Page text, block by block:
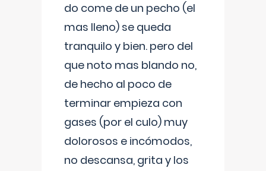
do come de un pecho (el
mas lleno) se queda
tranquilo y bien. pero del
que noto mas blando no,
de hecho al poco de
terminar empieza con
gases (por el culo) muy
dolorosos e incómodos,
no descansa, grita y los